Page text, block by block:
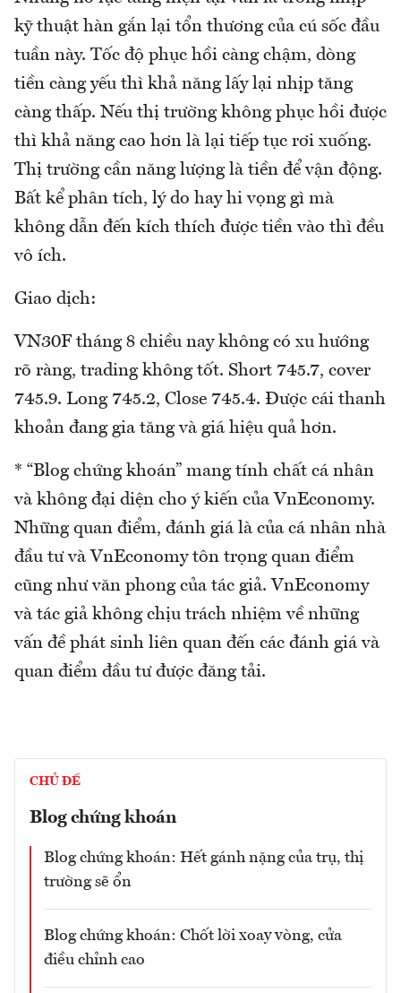
kỹ thuật hàn gắn lại tổn thương của cú sốc đầu
tuần này. Tốc độ phục hồi càng chậm, dòng
tiền càng yếu thì khả năng lấy lại nhịp tăng
càng thấp. Nếu thị trường không phục hồi được
thì khả năng cao hơn là lại tiếp tục rơi xuống.
Thị trường cần năng lượng là tiền để vận động.
Bất kể phân tích, lý do hay hi vọng gì mà
không dẫn đến kích thích được tiền vào thì đều
vô ích.
Giao dịch:
VN30F tháng 8 chiều nay không có xu hướng
rõ ràng, trading không tốt. Short 745.7, cover
745.9. Long 745.2, Close 745.4. Được cái thanh
khoản đang gia tăng và giá hiệu quả hơn.
* “Blog chứng khoán” mang tính chất cá nhân
và không đại diện cho ý kiến của VnEconomy.
Những quan điểm, đánh giá là của cá nhân nhà
đầu tư và VnEconomy tôn trọng quan điểm
cũng như văn phong của tác giả. VnEconomy
và tác giả không chịu trách nhiệm về những
vấn đề phát sinh liên quan đến các đánh giá và
quan điểm đầu tư được đăng tải.
CHỦ ĐỀ
Blog chứng khoán
Blog chứng khoán: Hết gánh nặng của trụ, thị
trường sẽ ổn
Blog chứng khoán: Chốt lời xoay vòng, cửa
điều chỉnh cao